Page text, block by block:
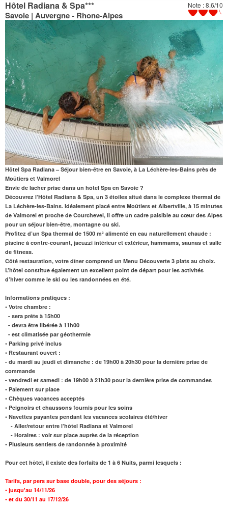
Note : 8.6/10
Hôtel Radiana & Spa***
Savoie | Auvergne - Rhone-Alpes
Hôtel Spa Radiana – Séjour bien-être en Savoie, à La Léchère-les-Bains près de
Moûtiers et Valmorel
Envie de lâcher prise dans un hôtel Spa en Savoie ?
Découvrez l’Hôtel Radiana & Spa, un 3 étoiles situé dans le complexe thermal de
La Léchère-les-Bains. Idéalement placé entre Moûtiers et Albertville, à 15 minutes
de Valmorel et proche de Courchevel, il offre un cadre paisible au cœur des Alpes
pour un séjour bien-être, montagne ou ski.
Profitez d’un Spa thermal de 1500 m² alimenté en eau naturellement chaude :
piscine à contre-courant, jacuzzi intérieur et extérieur, hammams, saunas et salle
de fitness.
Côté restauration, votre dîner comprend un Menu Découverte 3 plats au choix.
L’hôtel constitue également un excellent point de départ pour les activités
d’hiver comme le ski ou les randonnées en été.
Informations pratiques :
• Votre chambre :
- sera prête à 15h00
- devra être libérée à 11h00
- est climatisée par géothermie
• Parking privé inclus
• Restaurant ouvert :
- du mardi au jeudi et dimanche : de 19h00 à 20h30 pour la dernière prise de
commande
- vendredi et samedi : de 19h00 à 21h30 pour la dernière prise de commandes
• Paiement sur place
• Chèques vacances acceptés
• Peignoirs et chaussons fournis pour les soins
• Navettes payantes pendant les vacances scolaires été/hiver
- Aller/retour entre l’hôtel Radiana et Valmorel
- Horaires : voir sur place auprès de la réception
• Plusieurs sentiers de randonnée à proximité
Pour cet hôtel, il existe des forfaits de 1 à 6 Nuits, parmi lesquels :
Tarifs, par pers sur base double, pour des séjours :
• jusqu'au 14/11/26
• et du 30/11 au 17/12/26